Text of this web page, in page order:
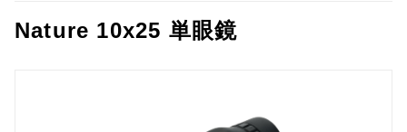
Nature 10x25 単眼鏡